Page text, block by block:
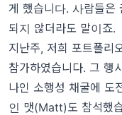
게 했습니다. 사람들은
되지 않더라도 말이죠.
지난주, 저희 포트폴리
참가하였습니다. 그 행
나인 소행성 채굴에
인 맷(Matt)도 참석했